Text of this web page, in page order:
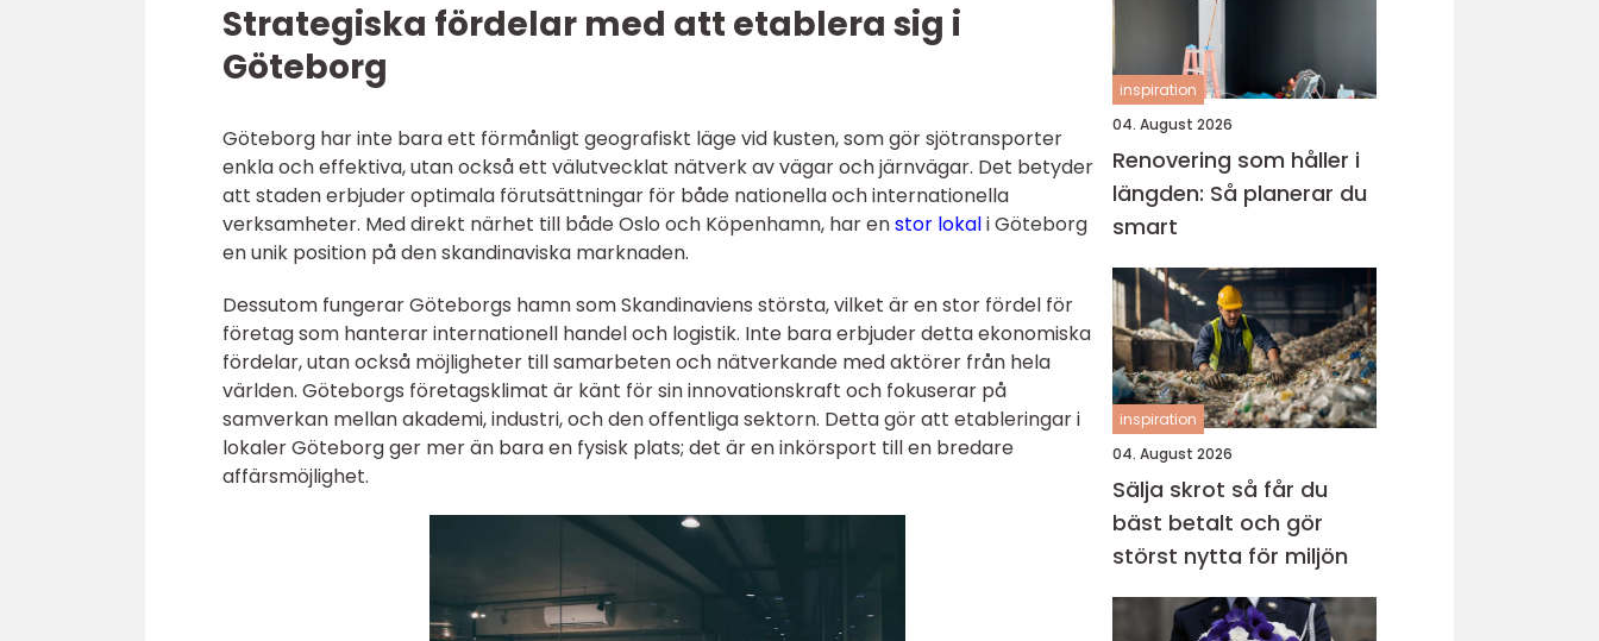
Strategiska fördelar med att etablera sig i
Göteborg
Göteborg har inte bara ett förmånligt geografiskt läge vid kusten, som gör sjötransporter
enkla och effektiva, utan också ett välutvecklat nätverk av vägar och järnvägar. Det betyder
att staden erbjuder optimala förutsättningar för både nationella och internationella
verksamheter. Med direkt närhet till både Oslo och Köpenhamn, har enstor lokali Göteborg
en unik position på den skandinaviska marknaden.
Dessutom fungerar Göteborgs hamn som Skandinaviens största, vilket är en stor fördel för
företag som hanterar internationell handel och logistik. Inte bara erbjuder detta ekonomiska
fördelar, utan också möjligheter till samarbeten och nätverkande med aktörer från hela
världen. Göteborgs företagsklimat är känt för sin innovationskraft och fokuserar på
samverkan mellan akademi, industri, och den offentliga sektorn. Detta gör att etableringar i
lokaler Göteborg ger mer än bara en fysisk plats; det är en inkörsport till en bredare
affärsmöjlighet.
inspiration
04. August 2026
Renovering som håller i
längden: Så planerar du
smart
inspiration
04. August 2026
Sälja skrot så får du
bäst betalt och gör
störst nytta för miljön